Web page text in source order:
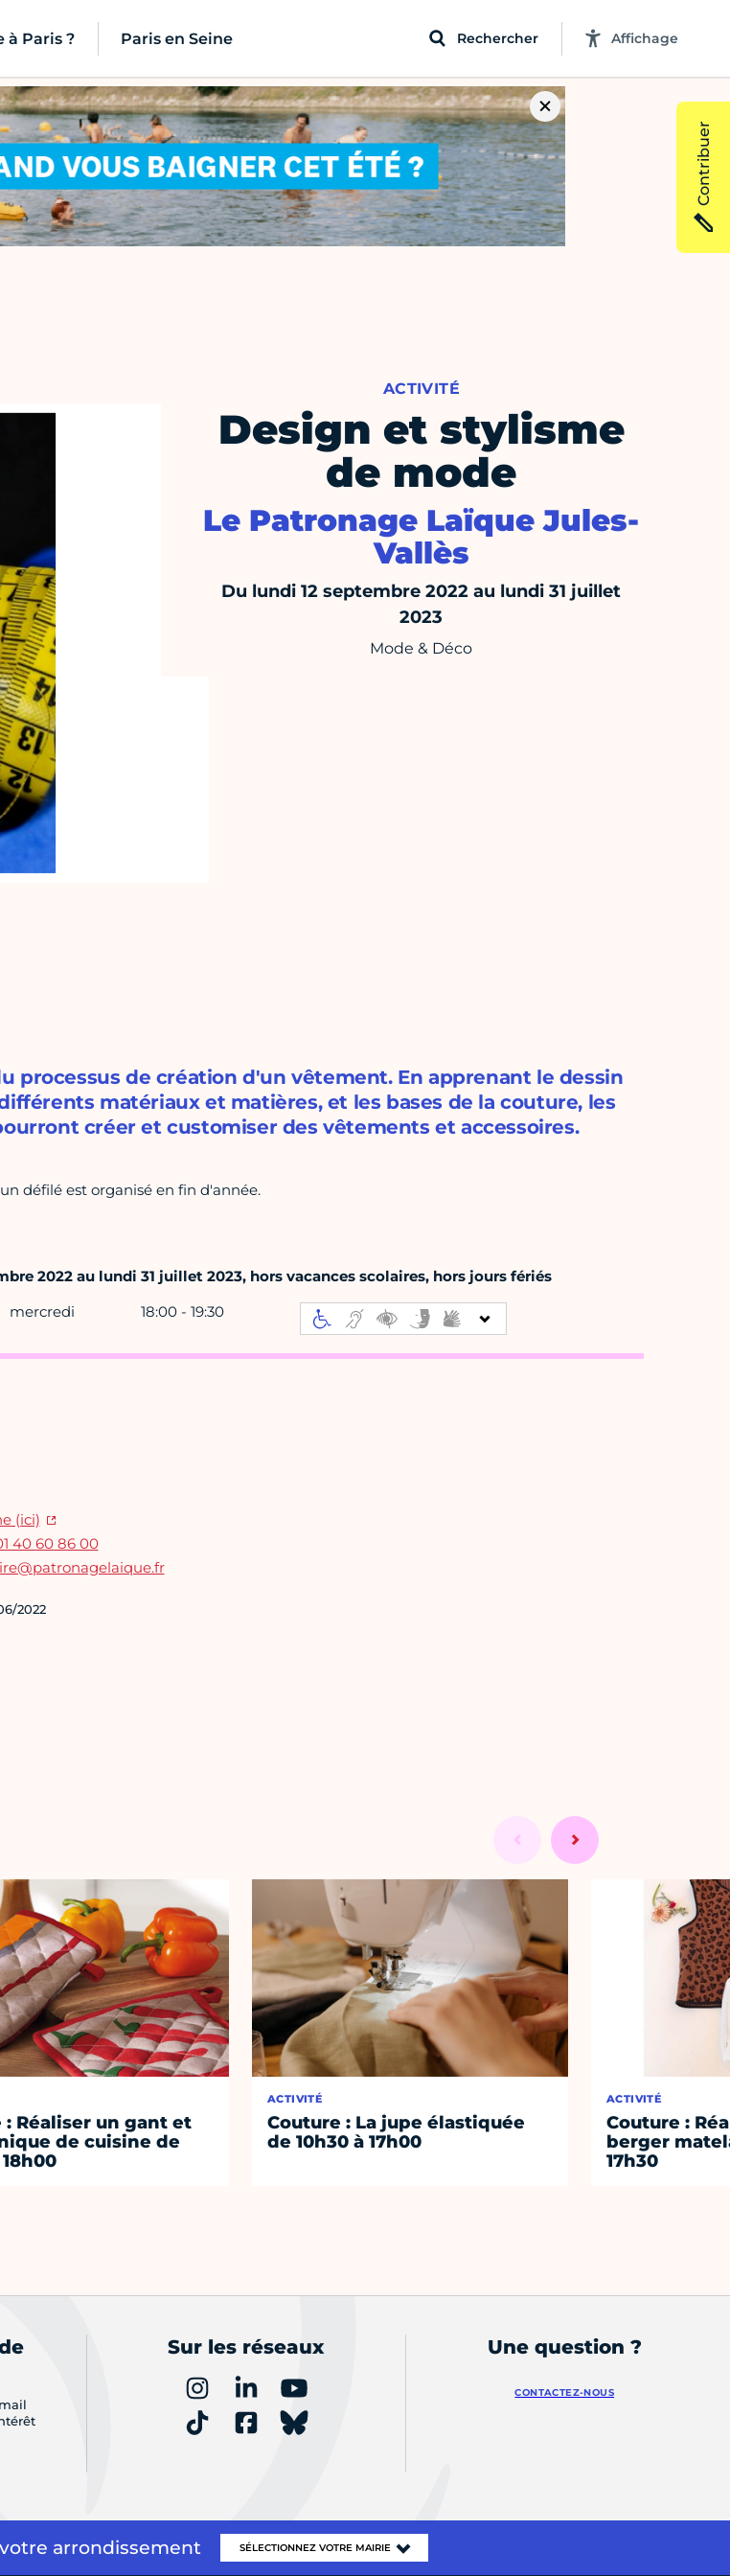
à Paris ? Paris en Seine Rechercher Affichage
ACTIVITÉ
Design et stylisme
de mode
Le Patronage Laïque Jules-
Vallès
Du lundi 12 septembre 2022 au lundi 31 juillet
2023
Mode & Déco
processus de création d'un vêtement. En apprenant le dessin
matériaux et matières, et les bases de la couture, les
créer et customiser des vêtements et accessoires.
défilé est organisé en fin d'année.
2022 au lundi 31 juillet 2023, hors vacances scolaires, hors jours fériés
mercredi 18:00 - 19:30
(ici)
40 60 86 00
2022
: Réaliser un gant et
de cuisine de
ACTIVITÉ
Couture : La jupe élastiquée
de 10h30 à 17h00
ACTIVITÉ
Couture :
berger
17h30
Contribuer
Sur les réseaux Une question ?
CONTACTEZ-NOUS
arrondissement